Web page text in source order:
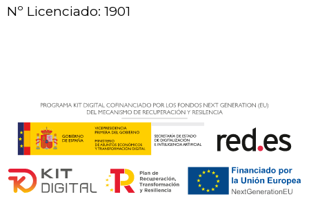
Nº Licenciado: 1901